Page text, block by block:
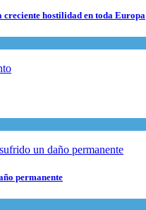
creciente hostilidad en toda Europa
permanente